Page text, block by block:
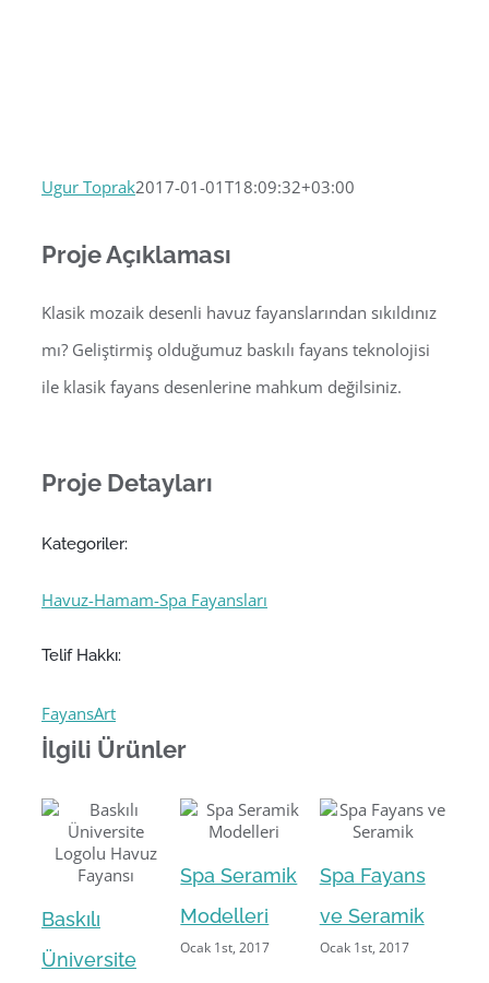
Ugur Toprak2017-01-01T18:09:32+03:00
Proje Açıklaması
Klasik mozaik desenli havuz fayanslarından sıkıldınız
mı? Geliştirmiş olduğumuz baskılı fayans teknolojisi
ile klasik fayans desenlerine mahkum değilsiniz.
Proje Detayları
Kategoriler:
Havuz-Hamam-Spa Fayansları
Telif Hakkı:
FayansArt
İlgili Ürünler
Baskılı
Üniversite
Spa Seramik
Modelleri
Ocak 1st, 2017
Spa Fayans
ve Seramik
Ocak 1st, 2017